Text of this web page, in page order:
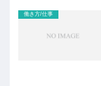
働き方/仕事